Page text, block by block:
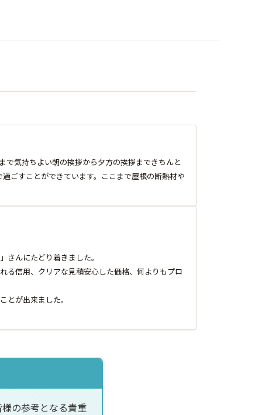
で気持ちよい朝の挨拶から夕方の挨拶まできちんと
ごすことができています。ここまで屋根の断熱材や
んにたどり着きました。
信用、クリアな見積安心した価格、何よりもプロ
が出来ました。
の参考となる貴重